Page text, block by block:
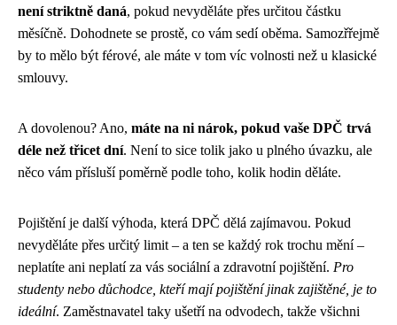
není striktně daná, pokud nevyděláte přes určitou částku
měsíčně. Dohodnete se prostě, co vám sedí oběma. Samozřřejmě
by to mělo být férové, ale máte v tom víc volnosti než u klasické
smlouvy.
A dovolenou? Ano, máte na ni nárok, pokud vaše DPČ trvá
déle než třicet dní. Není to sice tolik jako u plného úvazku, ale
něco vám přísluší poměrně podle toho, kolik hodin děláte.
Pojištění je další výhoda, která DPČ dělá zajímavou. Pokud
nevyděláte přes určitý limit – a ten se každý rok trochu mění –
neplatíte ani neplatí za vás sociální a zdravotní pojištění. Pro
studenty nebo důchodce, kteří mají pojištění jinak zajištěné, je to
ideální. Zaměstnavatel taky ušetří na odvodech, takže všichni